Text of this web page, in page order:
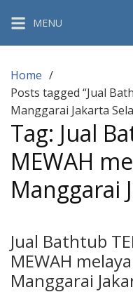
content
MENU
Home
Posts tagged “Jual
Manggarai Jakarta
Tag: Jual
MEWAH
Manggarai
Jual Bathtub
MEWAH
Manggarai